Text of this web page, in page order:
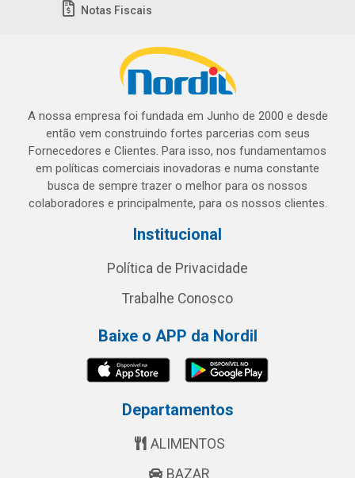
Notas Fiscais
A nossa empresa foi fundada em Junho de 2000 e desde
então vem construindo fortes parcerias com seus
Fornecedores e Clientes. Para isso, nos fundamentamos
em políticas comerciais inovadoras e numa constante
busca de sempre trazer o melhor para os nossos
colaboradores e principalmente, para os nossos clientes.
Institucional
Política de Privacidade
Trabalhe Conosco
Baixe o APP da Nordil
Departamentos
ALIMENTOS
BAZAR